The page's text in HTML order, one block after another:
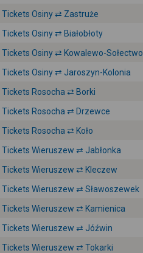
Tickets Osiny ⇄ Zastruże
Tickets Osiny ⇄ Białobłoty
Tickets Osiny ⇄ Kowalewo-Sołectwo
Tickets Osiny ⇄ Jaroszyn-Kolonia
Tickets Rosocha ⇄ Borki
Tickets Rosocha ⇄ Drzewce
Tickets Rosocha ⇄ Koło
Tickets Wieruszew ⇄ Jabłonka
Tickets Wieruszew ⇄ Kleczew
Tickets Wieruszew ⇄ Sławoszewek
Tickets Wieruszew ⇄ Kamienica
Tickets Wieruszew ⇄ Jóźwin
Tickets Wieruszew ⇄ Tokarki